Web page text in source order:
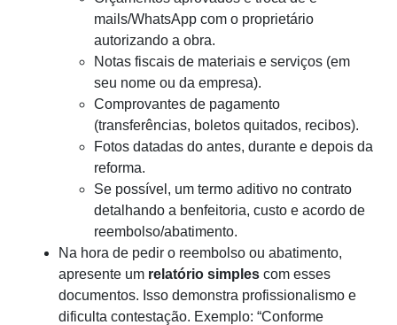
mails/WhatsApp com o proprietário
autorizando a obra.
Notas fiscais de materiais e serviços (em
seu nome ou da empresa).
Comprovantes de pagamento
(transferências, boletos quitados, recibos).
Fotos datadas do antes, durante e depois da
reforma.
Se possível, um termo aditivo no contrato
detalhando a benfeitoria, custo e acordo de
reembolso/abatimento.
Na hora de pedir o reembolso ou abatimento,
apresente um relatório simples com esses
documentos. Isso demonstra profissionalismo e
dificulta contestação. Exemplo: “Conforme